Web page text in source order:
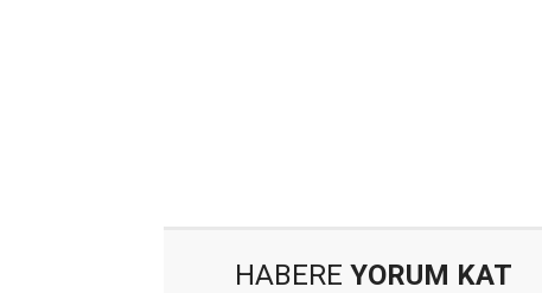
HABERE YORUM KAT